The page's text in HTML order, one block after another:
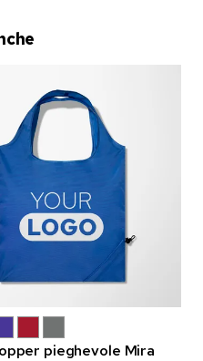
pieghevole Mira